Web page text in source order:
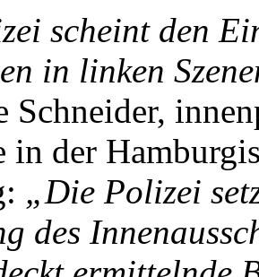
scheint den
in linken
Schneider,
der
„Die Polizei
des